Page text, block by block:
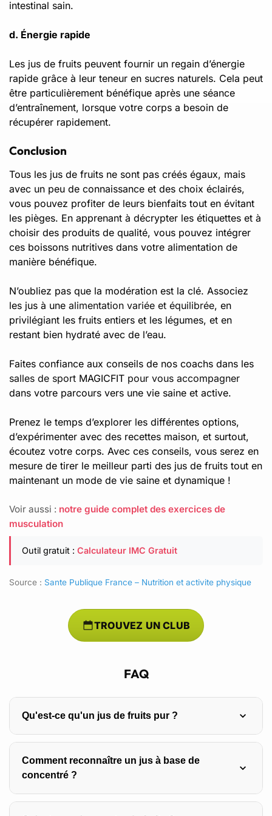
intestinal sain.
d. Énergie rapide
Les jus de fruits peuvent fournir un regain d’énergie
rapide grâce à leur teneur en sucres naturels. Cela peut
être particulièrement bénéfique après une séance
d’entraînement, lorsque votre corps a besoin de
récupérer rapidement.
Conclusion
Tous les jus de fruits ne sont pas créés égaux, mais
avec un peu de connaissance et des choix éclairés,
vous pouvez profiter de leurs bienfaits tout en évitant
les pièges. En apprenant à décrypter les étiquettes et à
choisir des produits de qualité, vous pouvez intégrer
ces boissons nutritives dans votre alimentation de
manière bénéfique.
N’oubliez pas que la modération est la clé. Associez
les jus à une alimentation variée et équilibrée, en
privilégiant les fruits entiers et les légumes, et en
restant bien hydraté avec de l’eau.
Faites confiance aux conseils de nos coachs dans les
salles de sport MAGICFIT pour vous accompagner
dans votre parcours vers une vie saine et active.
Prenez le temps d’explorer les différentes options,
d’expérimenter avec des recettes maison, et surtout,
écoutez votre corps. Avec ces conseils, vous serez en
mesure de tirer le meilleur parti des jus de fruits tout en
maintenant un mode de vie saine et dynamique !
Voir aussi : notre guide complet des exercices de
musculation
Outil gratuit : Calculateur IMC Gratuit
Source : Sante Publique France – Nutrition et activite physique
TROUVEZ UN CLUB
FAQ
Qu'est-ce qu'un jus de fruits pur ?
Un jus de fruits pur est obtenu directement du fruit sans
ajout d’eau, de sucre ou de conservateurs, conservant
Comment reconnaître un jus à base de
concentré ?